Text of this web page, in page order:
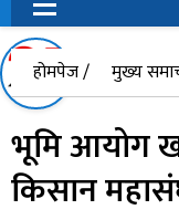
होमपेज / मुख्य
भूमि आयोग
किसान